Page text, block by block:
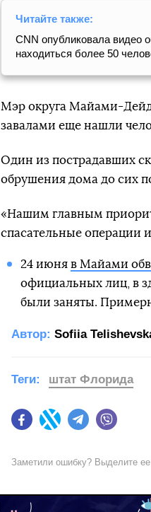
Читайте также:
CNN опубликовала видео
находиться более 50
Мэр округа Майами-Дейд
завалами еще нашли
Один из пострадавших
обрушения дома до сих
«Нашим главным
спасательные операции
24 июня в Майами
официальных лиц, в
были заняты.
Автор: Sofiia
FacebookTwitter Telegram
Теги: штат Флорида
Заметили ошибку? Выделите